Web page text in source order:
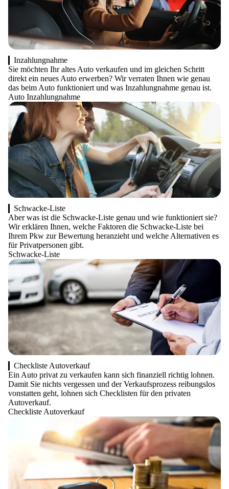
Inzahlungnahme
Sie möchten Ihr altes Auto verkaufen und im gleichen Schritt
direkt ein neues Auto erwerben? Wir verraten Ihnen wie genau
das beim Auto funktioniert und was Inzahlungnahme genau ist.
Auto Inzahlungnahme
Schwacke-Liste
Aber was ist die Schwacke-Liste genau und wie funktioniert sie?
Wir erklären Ihnen, welche Faktoren die Schwacke-Liste bei
Ihrem Pkw zur Bewertung heranzieht und welche Alternativen es
für Privatpersonen gibt.
Schwacke-Liste
Checkliste Autoverkauf
Ein Auto privat zu verkaufen kann sich finanziell richtig lohnen.
Damit Sie nichts vergessen und der Verkaufsprozess reibungslos
vonstatten geht, lohnen sich Checklisten für den privaten
Autoverkauf.
Checkliste Autoverkauf